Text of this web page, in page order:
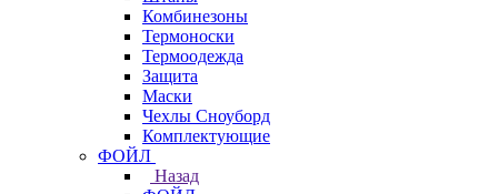
Комбинезоны
Термоноски
Термоодежда
Защита
Маски
Чехлы Сноуборд
Комплектующие
ФОЙЛ
Назад